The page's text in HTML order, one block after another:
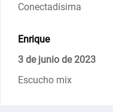
Conectadísima
Enrique
3 de junio de 2023
Escucho mix